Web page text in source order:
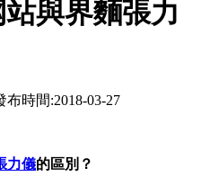
與界麵張力
布時間:2018-03-27
力儀的區別？